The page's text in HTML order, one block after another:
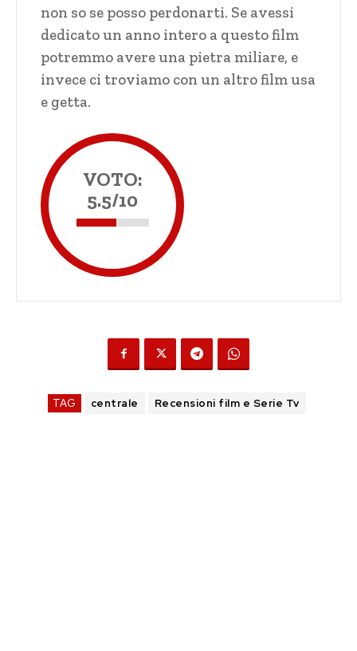
non so se posso perdonarti. Se avessi
dedicato un anno intero a questo film
potremmo avere una pietra miliare, e
invece ci troviamo con un altro film usa
e getta.
VOTO:
5.5/10
TAG centrale Recensioni film e Serie Tv